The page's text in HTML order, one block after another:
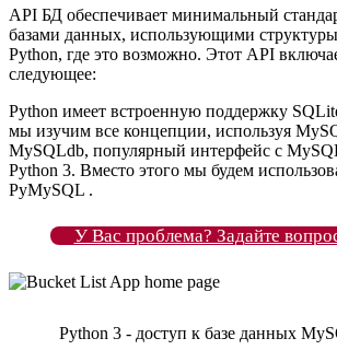
API БД обеспечивает минимальный
базами данных, использующими
Python, где это возможно. Этот API
следующее:
Python имеет встроенную поддержку
мы изучим все концепции, используя
MySQLdb, популярный интерфейс с
Python 3. Вместо этого мы будем
PyMySQL .
У Вас проблема? Задайте
Python 3 - доступ к базе данных